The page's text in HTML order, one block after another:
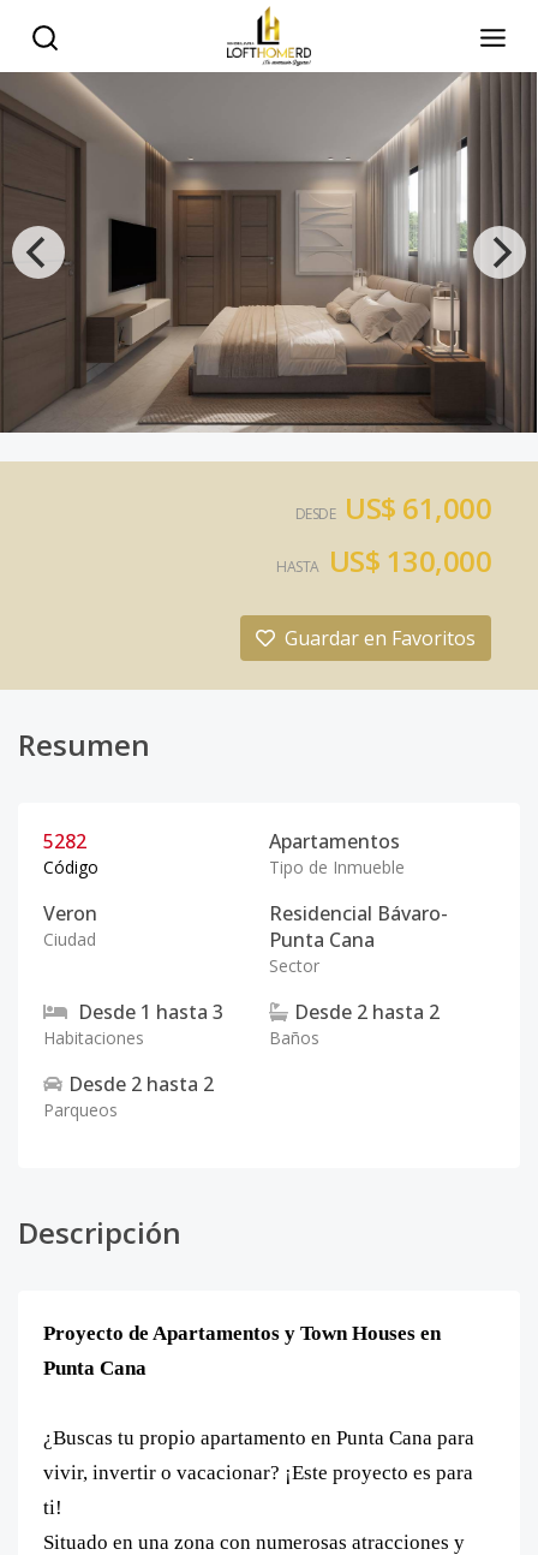
DESDE US$ 61,000
HASTA US$ 130,000
Guardar en Favoritos
Resumen
5282
Código
Apartamentos
Tipo de Inmueble
Veron
Ciudad
Residencial Bávaro-
Punta Cana
Sector
Desde 1 hasta 3
Habitaciones
Desde 2 hasta 2
Baños
Desde 2 hasta 2
Parqueos
Descripción
Proyecto de Apartamentos y Town Houses en
Punta Cana
¿Buscas tu propio apartamento en Punta Cana para
vivir, invertir o vacacionar? ¡Este proyecto es para
ti!
Situado en una zona con numerosas atracciones y